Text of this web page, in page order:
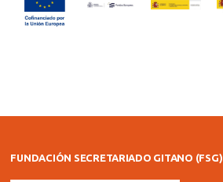
FUNDACIÓN SECRETARIADO GITANO (FSG)